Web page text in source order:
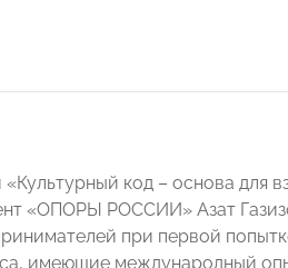
код – основа для
«ОПОРЫ РОССИИ» Азат
при первой
имеющие международный